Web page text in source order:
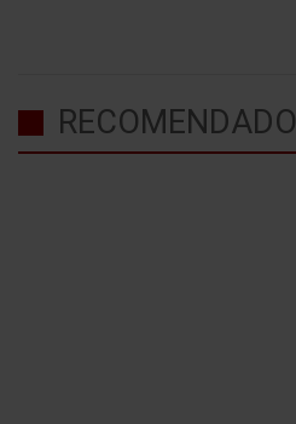
RECOMENDADO